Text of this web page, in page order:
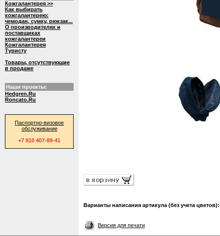
Кожгалантерея >>
Как выбирать
кожгалантерею:
чемодан, сумку, рюкзак...
О производителях и
поставщиках
кожгалантереи
Кожгалантерея
Туристу
Товары, отсутствующие
в продаже
Наши проекты:
Hedgren.Ru
Roncato.Ru
Паспортно-визовое
обслуживание
+7 910 407-89-41
Варианты написания артикула (без учета цветов):
Версия для печати